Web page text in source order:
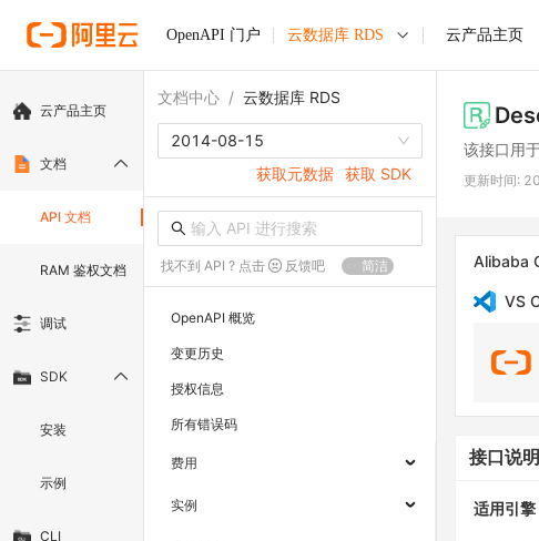
OpenAPI 门户 云数据库 RDS 云产品主页
云产品主页
文档
API 文档
RAM 鉴权文档
调试
SDK
安装
示例
CLI
文档中心 / 云数据库 RDS
2014-08-15
获取元数据 获取 SDK
找不到 API ? 点击 反馈吧 简洁
OpenAPI 概览
变更历史
授权信息
所有错误码
费用
实例
该接口用
更新时间:
Alibaba
VS
接口说明
适用引擎